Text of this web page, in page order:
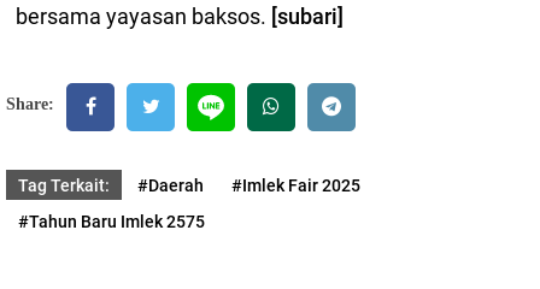
bersama yayasan baksos. [subari]
Share:
Tag Terkait: #Daerah
#Imlek Fair 2025
#Tahun Baru Imlek 2575